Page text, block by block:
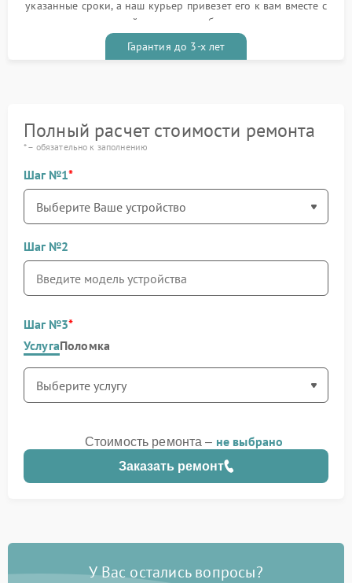
указанные сроки, а наш курьер привезет его к вам вместе с
гарантийным талоном бесплатно
Гарантия до 3-х лет
Полный расчет стоимости ремонта
* – обязательно к заполнению
Шаг №1
Шаг №2
Шаг №3
УслугаПоломка
Заказать ремонт
Стоимость ремонта – не выбрано
У Вас остались вопросы?